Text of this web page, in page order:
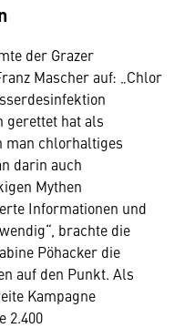
der Grazer
Mascher auf: „Chlor
gerettet hat als
man chlorhaltiges
darin auch
Mythen
Informationen und
brachte die
Pöhacker die
auf den Punkt. Als
Kampagne
2.400